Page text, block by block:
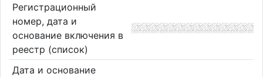
Регистрационный
номер, дата и
основание включения в
реестр (список)
Дата и основание